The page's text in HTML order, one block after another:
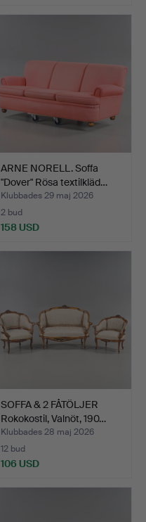
ARNE NORELL. Soffa
"Dover" Rösa textilkläd…
Klubbades 29 maj 2026
2 bud
158 USD
SOFFA & 2 FÅTÖLJER
Rokokostil, Valnöt, 190…
Klubbades 28 maj 2026
12 bud
106 USD